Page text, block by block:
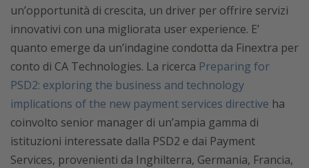
un’opportunità di crescita, un driver per offrire servizi
innovativi con una migliorata user experience. E’
quanto emerge da un’indagine condotta da Finextra per
conto di CA Technologies. La ricerca Preparing for
PSD2: exploring the business and technology
implications of the new payment services directive ha
coinvolto senior manager di un’ampia gamma di
istituzioni interessate dalla PSD2 e dai Payment
Services, provenienti da Inghilterra, Germania, Francia,